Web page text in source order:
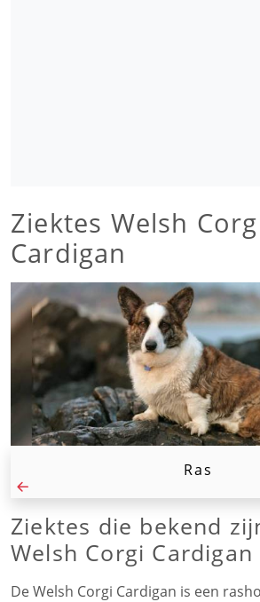
Ziektes Welsh
Cardigan
Ras
Ziektes die bekend
Welsh Corgi Cardigan
De Welsh Corgi Cardigan is een